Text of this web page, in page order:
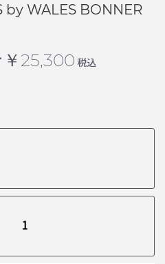
by WALES BONNER
￥25,300 税込